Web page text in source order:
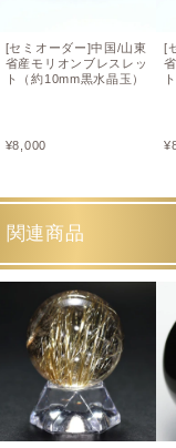
[セミオーダー]中国/山東
省産モリオンブレスレッ
ト（約10mm黒水晶玉）
¥8,000
[
¥
関連商品